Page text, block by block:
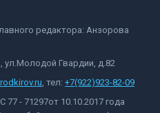
редактора: Анзорова
ул.Молодой Гвардии, д.82
, тел: +7(922)923-82-09
- 71297от 10.10.2017 года